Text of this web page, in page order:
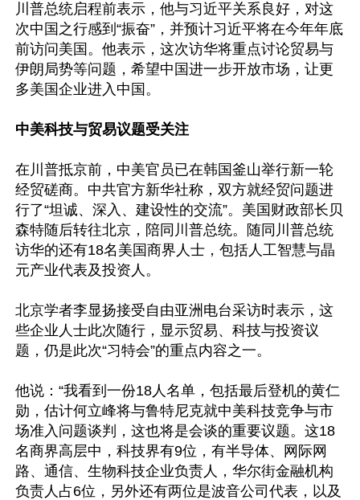
川普总统启程前表示，他与习近平关系良好，对这
次中国之行感到“振奋”，并预计习近平将在今年年底
前访问美国。他表示，这次访华将重点讨论贸易与
伊朗局势等问题，希望中国进一步开放市场，让更
多美国企业进入中国。
中美科技与贸易议题受关注
在川普抵京前，中美官员已在韩国釜山举行新一轮
经贸磋商。中共官方新华社称，双方就经贸问题进
行了“坦诚、深入、建设性的交流”。美国财政部长贝
森特随后转往北京，陪同川普总统。随同川普总统
访华的还有18名美国商界人士，包括人工智慧与晶
元产业代表及投资人。
北京学者李显扬接受自由亚洲电台采访时表示，这
些企业人士此次随行，显示贸易、科技与投资议
题，仍是此次“习特会”的重点内容之一。
他说：“我看到一份18人名单，包括最后登机的黄仁
勋，估计何立峰将与鲁特尼克就中美科技竞争与市
场准入问题谈判，这也将是会谈的重要议题。这18
名商界高层中，科技界有9位，有半导体、网际网
路、通信、生物科技企业负责人，华尔街金融机构
负责人占6位，另外还有两位是波音公司代表，以及